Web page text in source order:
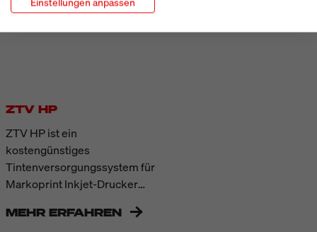
ZTV HP
ZTV HP ist ein
kostengünstiges
Tintenversorgungssystem für
Markoprint Inkjet-Drucker
solvent-basierten HP Class
MEHR ERFAHREN